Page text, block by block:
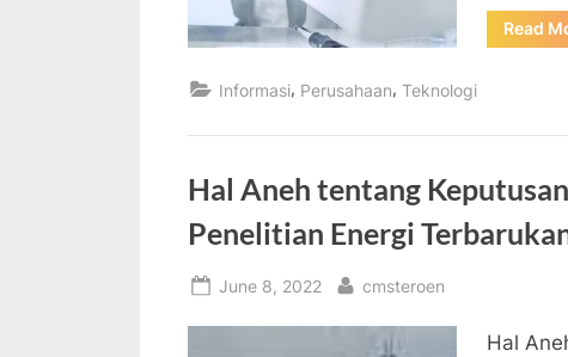
Read
Informasi, Perusahaan, Teknologi
Hal Aneh tentang
Penelitian Energi
Posted
June 8, 2022 By
cmsteroen
Hal